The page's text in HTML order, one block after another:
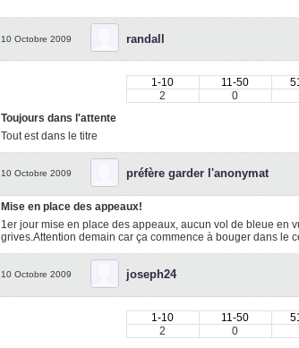
10 Octobre 2009 randall
1-10 11-50
2
0
Toujours dans l'attente
Tout est dans le titre
10 Octobre 2009 préfère garder l'anonymat
Mise en place des appeaux!
1er jour mise en place des appeaux, aucun vol de bleue en
grives.Attention demain car ça commence à bouger dans le
10 Octobre 2009 joseph24
1-10 11-50
2
0